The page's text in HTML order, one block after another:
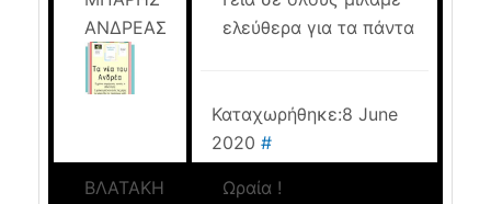
ΑΝΔΡΕΑΣ
ελεύθερα για τα πάντα
Καταχωρήθηκε:8 June
2020 #
ΒΛΑΤΑΚΗ
Ωραία !